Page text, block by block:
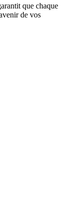
que chaque
de vos